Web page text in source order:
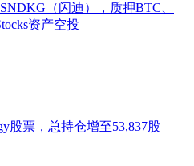
（闪迪），质押BTC、
资产空投
股票，总持仓增至53,837股